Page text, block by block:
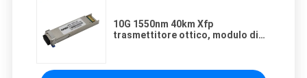
10G 1550nm 40km Xfp
trasmettitore ottico, modulo di